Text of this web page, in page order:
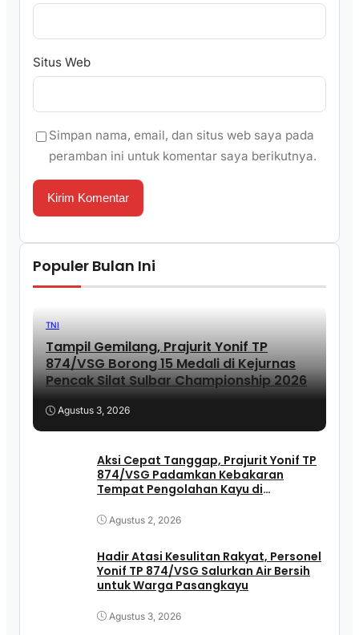
Situs Web
Simpan nama, email, dan situs web saya pada
peramban ini untuk komentar saya berikutnya.
Populer Bulan Ini
TNI
Tampil Gemilang, Prajurit Yonif TP
874/VSG Borong 15 Medali di Kejurnas
Pencak Silat Sulbar Championship 2026
Agustus 3, 2026
Aksi Cepat Tanggap, Prajurit Yonif TP
874/VSG Padamkan Kebakaran
Tempat Pengolahan Kayu di
Agustus 2, 2026
Hadir Atasi Kesulitan Rakyat, Personel
Yonif TP 874/VSG Salurkan Air Bersih
untuk Warga Pasangkayu
Agustus 3, 2026